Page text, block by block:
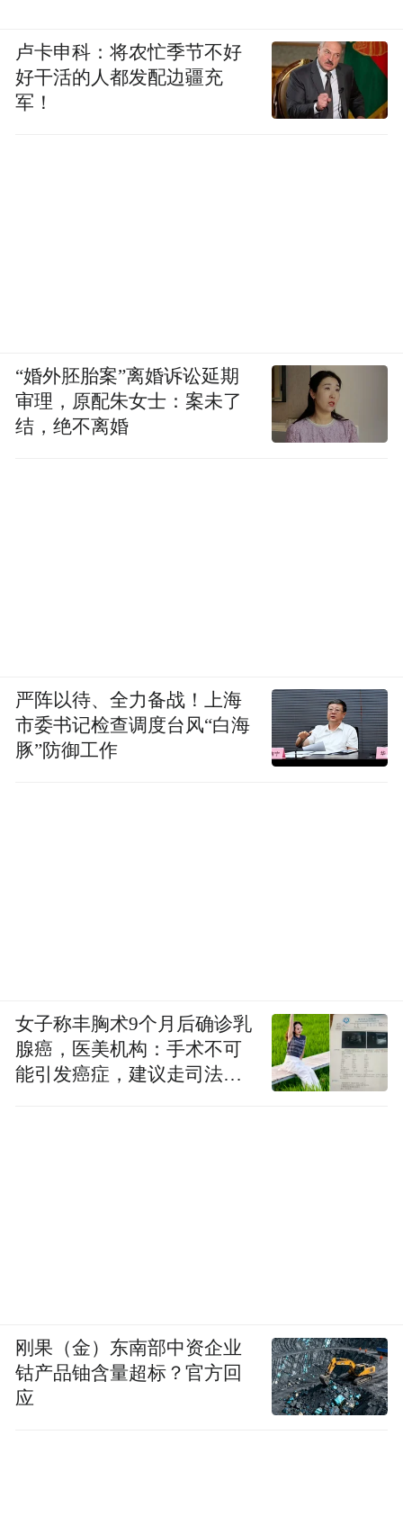
卢卡申科：将农忙季节不好
好干活的人都发配边疆充
军！
“婚外胚胎案”离婚诉讼延期
审理，原配朱女士：案未了
结，绝不离婚
严阵以待、全力备战！上海
市委书记检查调度台风“白海
豚”防御工作
女子称丰胸术9个月后确诊乳
腺癌，医美机构：手术不可
能引发癌症，建议走司法途
刚果（金）东南部中资企业
钴产品铀含量超标？官方回
应